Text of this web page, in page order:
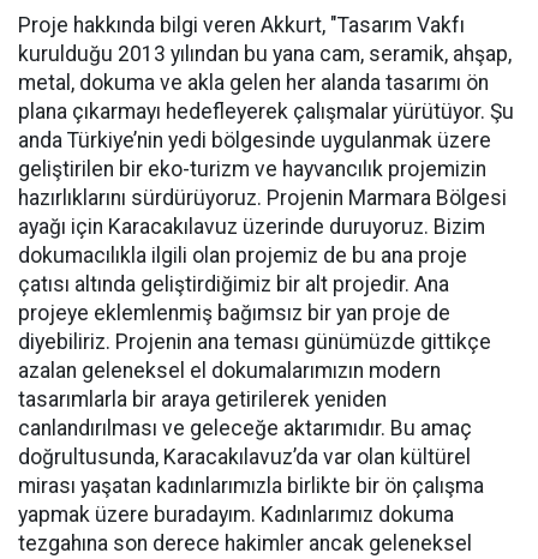
Proje hakkında bilgi veren Akkurt, "Tasarım Vakfı
kurulduğu 2013 yılından bu yana cam, seramik, ahşap,
metal, dokuma ve akla gelen her alanda tasarımı ön
plana çıkarmayı hedefleyerek çalışmalar yürütüyor. Şu
anda Türkiye’nin yedi bölgesinde uygulanmak üzere
geliştirilen bir eko-turizm ve hayvancılık projemizin
hazırlıklarını sürdürüyoruz. Projenin Marmara Bölgesi
ayağı için Karacakılavuz üzerinde duruyoruz. Bizim
dokumacılıkla ilgili olan projemiz de bu ana proje
çatısı altında geliştirdiğimiz bir alt projedir. Ana
projeye eklemlenmiş bağımsız bir yan proje de
diyebiliriz. Projenin ana teması günümüzde gittikçe
azalan geleneksel el dokumalarımızın modern
tasarımlarla bir araya getirilerek yeniden
canlandırılması ve geleceğe aktarımıdır. Bu amaç
doğrultusunda, Karacakılavuz’da var olan kültürel
mirası yaşatan kadınlarımızla birlikte bir ön çalışma
yapmak üzere buradayım. Kadınlarımız dokuma
tezgahına son derece hakimler ancak geleneksel